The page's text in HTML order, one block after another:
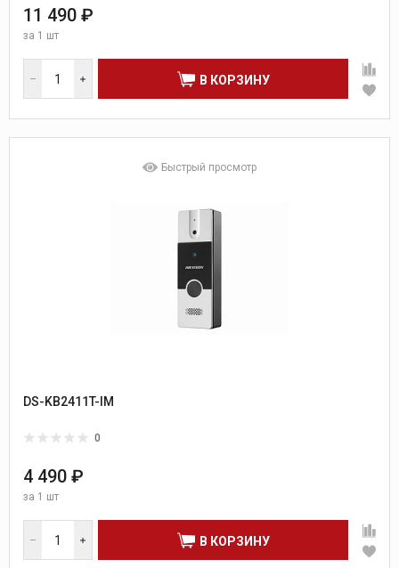
11 490 ₽
за 1 шт
В КОРЗИНУ
Быстрый просмотр
DS-KB2411T-IM
0
4 490 ₽
за 1 шт
В КОРЗИНУ